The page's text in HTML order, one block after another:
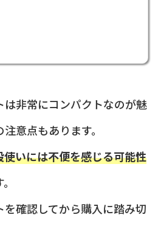
は非常にコンパクトなのが魅
意点もあります。
いには不便を感じる可能性
確認してから購入に踏み切